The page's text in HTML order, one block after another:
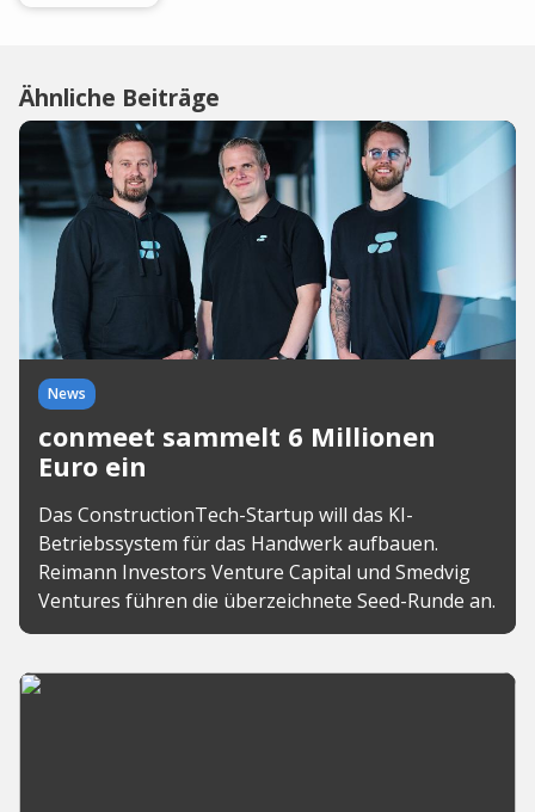
Ähnliche Beiträge
News
conmeet sammelt 6 Millionen
Euro ein
Das ConstructionTech-Startup will das KI-
Betriebssystem für das Handwerk aufbauen.
Reimann Investors Venture Capital und Smedvig
Ventures führen die überzeichnete Seed-Runde an.